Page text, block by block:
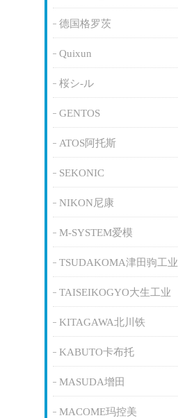
德国格罗茨
Quixun
桜シ-ル
GENTOS
ATOS阿托斯
SEKONIC
NIKON尼康
M-SYSTEM爱模
TSUDAKOMA津田驹工业
TAISEIKOGYO大生工业
KITAGAWA北川铁
KABUTO卡布托
MASUDA增田
MACOME玛控美